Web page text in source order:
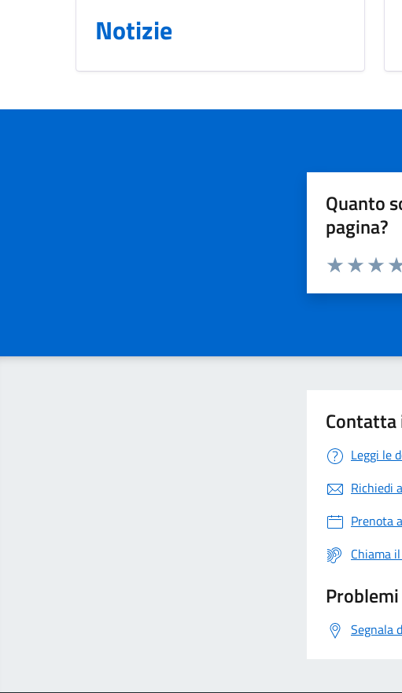
Notizie
Quanto
pagina?
Valuta da 1 a 5
Contatta
Leggi le
Richiedi
Prenota
Chiama
Segnala